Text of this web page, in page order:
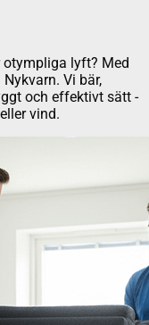
otympliga lyft? Med
Vi bär,
och effektivt sätt -
vind.